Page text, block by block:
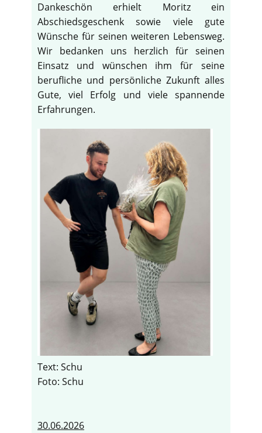
Dankeschön erhielt Moritz ein
Abschiedsgeschenk sowie viele gute
Wünsche für seinen weiteren Lebensweg.
Wir bedanken uns herzlich für seinen
Einsatz und wünschen ihm für seine
berufliche und persönliche Zukunft alles
Gute, viel Erfolg und viele spannende
Erfahrungen.
Text: Schu
Foto: Schu
30.06.2026